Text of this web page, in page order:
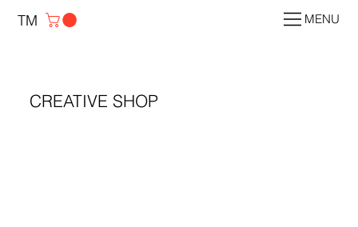
TM MENU
CREATIVE SHOP